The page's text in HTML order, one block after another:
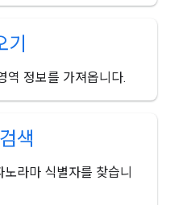
역 정보를 가져옵니다.
색
라마 식별자를 찾습니